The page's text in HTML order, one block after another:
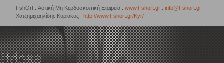
t-shOrt : Αστική Μη Κερδοσκοπική Εταιρεία : www.t-short.gr : info@t-short.gr
Χατζημιχαηλίδης Κυριάκος : http://www.t-short.gr/Kyr/